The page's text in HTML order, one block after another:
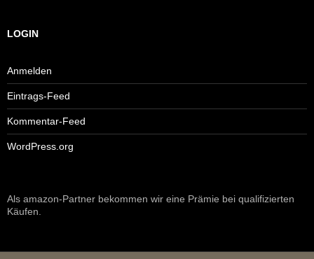
LOGIN
Anmelden
Eintrags-Feed
Kommentar-Feed
WordPress.org
Als amazon-Partner bekommen wir eine Prämie bei qualifizierten
Käufen.